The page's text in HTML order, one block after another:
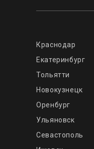
Краснодар
Екатеринбург
Тольятти
Новокузнецк
Оренбург
Ульяновск
Севастополь